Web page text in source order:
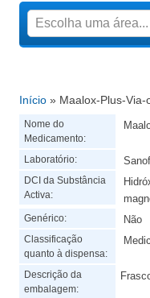
Está aqui
Início » Maalox-Plus-Via-
Nome do
Medicamento:
Laboratório:
DCI da Substância
Activa:
Genérico: Não
Classificação
quanto à dispensa:
Descrição da
embalagem: